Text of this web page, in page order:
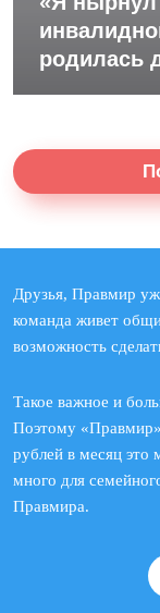
родилась
Друзья, Правмир
команда живет
возможность
Такое важное и
Поэтому
рублей в месяц это
много для
Правмира.